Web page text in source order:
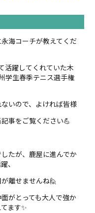
海コーチが教えてくだ
活躍してくれていた木
学生春季テニス選手権
いので、よければ皆様
事をご覧ください💪
たが、鹿屋に進んでか
、
離せませんね🙋
がとっても大人で強か
ます✨